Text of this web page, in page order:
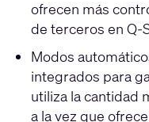
ofrecen más
de terceros en Q-
Modos
integrados para
utiliza la cantidad
a la vez que